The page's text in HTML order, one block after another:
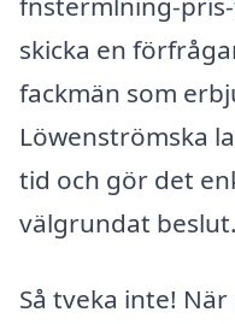
skicka en
fackmän som
Löwenströmska
tid och gör det
välgrundat beslut.
Så tveka inte!